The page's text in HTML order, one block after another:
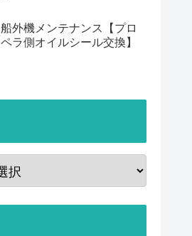
船外機メンテナンス【プロ
ペラ側オイルシール交換】